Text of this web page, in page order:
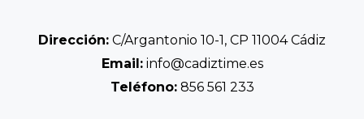
Dirección: C/Argantonio 10-1, CP 11004 Cádiz
Email:info@cadiztime.es
Teléfono:856 561 233